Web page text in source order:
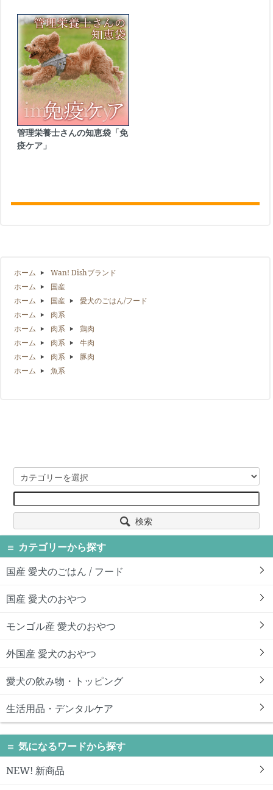
管理栄養士さんの知恵袋「免
疫ケア」
ホーム
Wan! Dishブランド
ホーム
国産
ホーム
国産
愛犬のごはん/フード
ホーム
肉系
ホーム
肉系
鶏肉
ホーム
肉系
牛肉
ホーム
肉系
豚肉
ホーム
魚系
検索
カテゴリーから探す
国産 愛犬のごはん / フード
国産 愛犬のおやつ
モンゴル産 愛犬のおやつ
外国産 愛犬のおやつ
愛犬の飲み物・トッピング
生活用品・デンタルケア
気になるワードから探す
NEW! 新商品